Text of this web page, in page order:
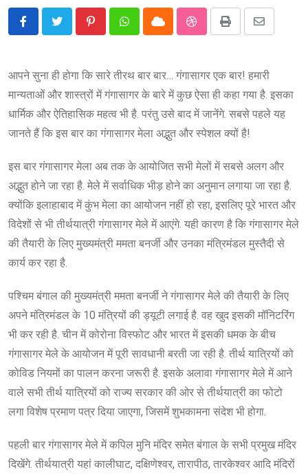
PinterestWhatsappCloud StumbleUpon
Print
Share
Email
आपने सुना ही होगा कि सारे तीरथ बार बार… गंगासागर एक बार! हमारी
मान्यताओं और शास्त्रों में गंगासागर के बारे में कुछ ऐसा ही कहा गया है. इसका
धार्मिक और ऐतिहासिक महत्व भी है. परंतु उसे बाद में जानेंगे. सबसे पहले यह
जानते हैं कि इस बार का गंगासागर मेला अद्भुत और स्पेशल क्यों है!
इस बार गंगासागर मेला अब तक के आयोजित सभी मेलों में सबसे अलग और
अद्भुत होने जा रहा है. मेले में सर्वाधिक भीड़ होने का अनुमान लगाया जा रहा है.
क्योंकि इलाहाबाद में कुंभ मेला का आयोजन नहीं हो रहा, इसलिए पूरे भारत और
विदेशों से भी तीर्थयात्री गंगासागर मेले में आएंगे. यही कारण है कि गंगासागर मेले
की तैयारी के लिए मुख्यमंत्री ममता बनर्जी और उनका मंत्रिमंडल मुस्तैदी से
कार्य कर रहा है.
पश्चिम बंगाल की मुख्यमंत्री ममता बनर्जी ने गंगासागर मेले की तैयारी के लिए
अपने मंत्रिमंडल के 10 मंत्रियों की ड्यूटी लगाई है. वह खुद इसकी मॉनिटरिंग
भी कर रही है. चीन में कोरोना विस्फोट और भारत में इसकी धमक के बीच
गंगासागर मेले के आयोजन में पूरी सावधानी बरती जा रही है. तीर्थ यात्रियों को
कोविड नियमों का पालन करना जरूरी है. इसके अलावा गंगासागर मेले में आने
वाले सभी तीर्थ यात्रियों को राज्य सरकार की ओर से तीर्थयात्री का फोटो
लगा विशेष प्रमाण पत्र दिया जाएगा, जिसमें शुभकामना संदेश भी होगा.
पहली बार गंगासागर मेले में कपिल मुनि मंदिर समेत बंगाल के सभी प्रमुख मंदिर
दिखेंगे. तीर्थयात्री यहां कालीघाट, दक्षिणेश्वर, तारापीठ, तारकेश्वर आदि मंदिरों